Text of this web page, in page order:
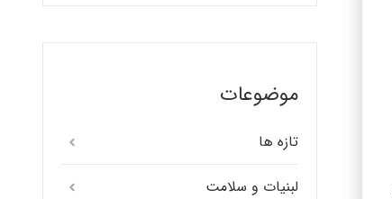
موضوعات
تازه ها
لبنیات و سلامت